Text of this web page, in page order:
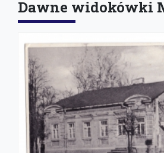
Dawne widokówki